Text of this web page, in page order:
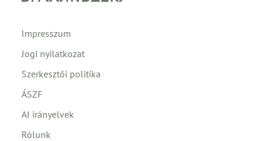
Impresszum
Jogi nyilatkozat
Szerkesztői politika
ÁSZF
AI irányelvek
Rólunk